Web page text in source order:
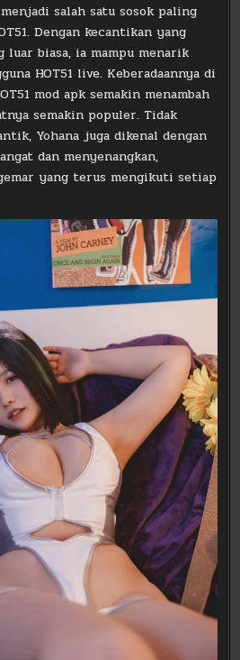
salah satu sosok paling
Dengan kecantikan yang
luar biasa, ia mampu menarik
HOT51 live. Keberadaannya di
mod apk semakin menambah
semakin populer. Tidak
Yohana juga dikenal dengan
dan menyenangkan,
yang terus mengikuti setiap